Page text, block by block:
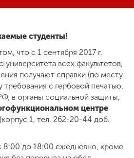
CHI
студенты!
что с 1 сентября 2017 г.
всех факультетов,
получают справки (по месту
требования с гербовой печатью,
в органы социальной защиты,
центре
1, тел. 262-20-44 доб.
до 18:00 ежедневно, кроме